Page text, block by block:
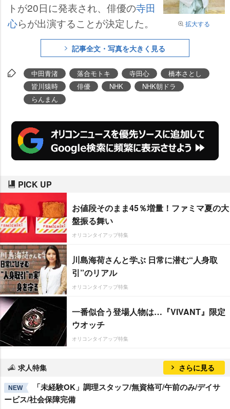
拡大する
トが20日に発表され、俳優の寺田
心らが出演することが決定した。
記事全文・写真を大きく見る
中田青渚 落合モトキ 寺田心
橋本さとし
皆川猿時
俳優 NHK
NHK朝ドラ
らんまん
PICK UP
お値段そのまま45％増量！ファミマ夏の大
盤振る舞い
オリコンタイアップ特集
川島海荷さんと学ぶ 日常に潜む“人身取
引”のリアル
オリコンタイアップ特集
一番似合う登場人物は…『VIVANT』限定
ウオッチ
オリコンタイアップ特集
求人特集 さらに見る
NEW
「未経験OK」調理スタッフ/無資格可/午前のみ/デイサ
ービス/社会保障完備